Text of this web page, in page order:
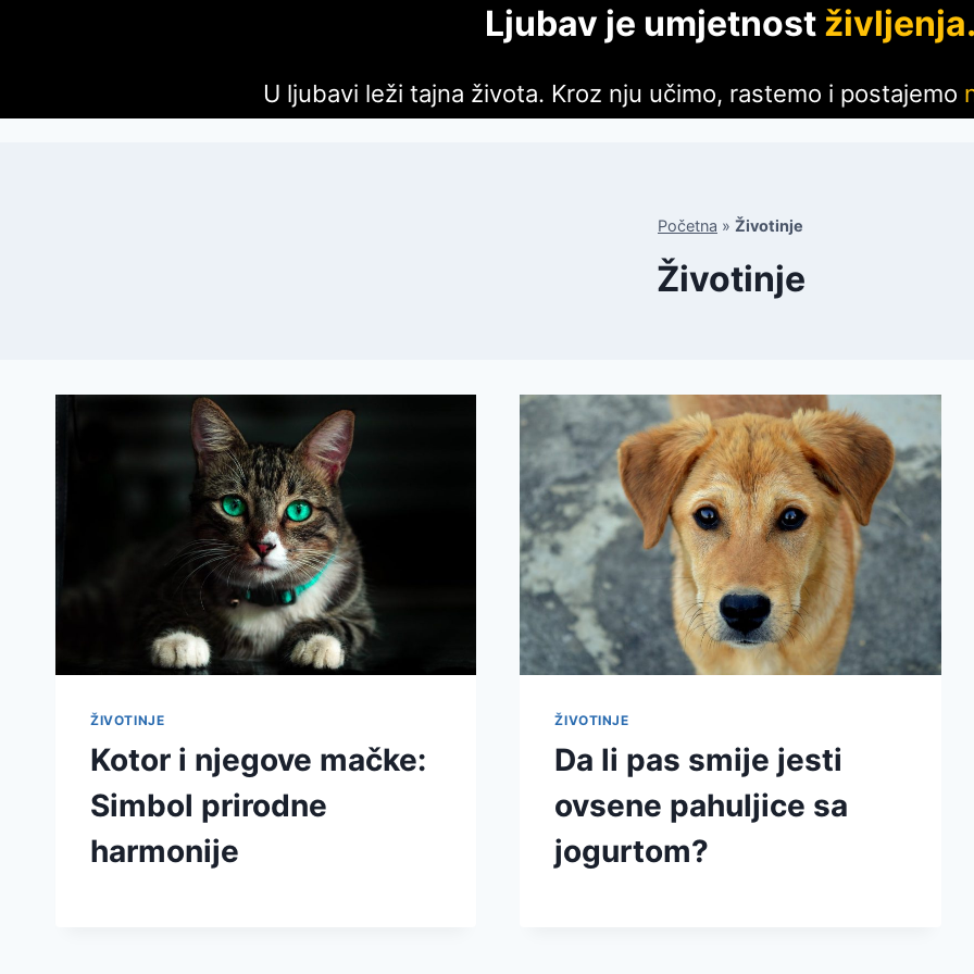
Ljubav je umjetnost življenja.
U ljubavi leži tajna života. Kroz nju učimo, rastemo i postajemo
Početna » Životinje
Životinje
ŽIVOTINJE
Kotor i njegove mačke:
Simbol prirodne
harmonije
ŽIVOTINJE
Da li pas smije jesti
ovsene pahuljice sa
jogurtom?